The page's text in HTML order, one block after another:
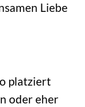
Liebe
platziert
oder eher